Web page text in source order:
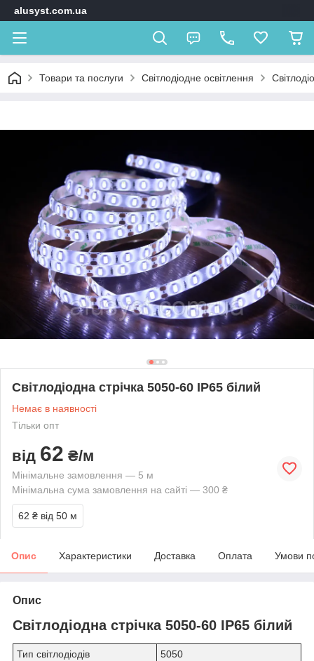
alusyst.com.ua
Товари та послуги Світлодіодне освітлення
Світлодіодна стрічка 5050-60 IP65 білий
Немає в наявності
Тільки опт
від 62 ₴/м
Мінімальне замовлення — 5 м
Мінімальна сума замовлення на сайті — 300 ₴
62 ₴ від 50 м
Опис Характеристики Доставка Оплата Умови
Опис
Світлодіодна стрічка 5050-60 IP65 білий
Тип світлодіодів
5050